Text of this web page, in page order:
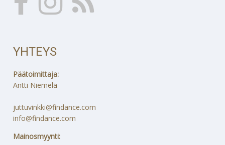
YHTEYS
Päätoimittaja:
Antti Niemelä
juttuvinkki@findance.com
info@findance.com
Mainosmyynti: